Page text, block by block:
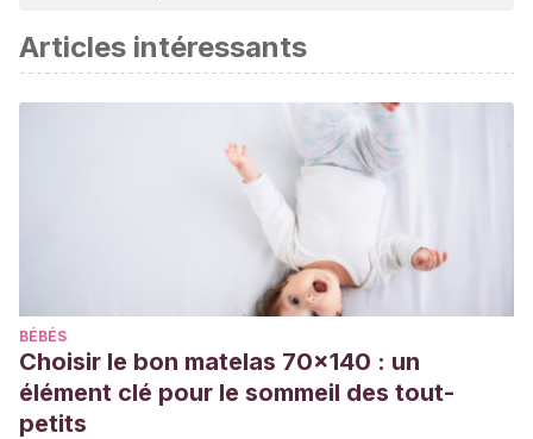
ou scientifique
Langan SM, Irvine AD, Weidinger S. Atopic dermatitis.
Lancet. 2020 Aug 1;396(10247):345-360. doi:
10.1016/S0140-6736(20)31286-1. Erratum in: Lancet. 2020
Sep 12;396(10253):758. PMID: 32738956.
Dattola A, Bennardo L, Silvestri M, Nisticò SP. What’s new in
the treatment of atopic dermatitis? Dermatol Ther. 2019
Mar;32(2):e12787. doi: 10.1111/dth.12787. Epub 2018 Dec 12.
PMID: 30548724.
Micali G, Paternò V, Cannarella R, Dinotta F, Lacarrubba F.
Evidence-based treatment of atopic dermatitis with topical
moisturizers. G Ital Dermatol Venereol. 2018 Jun;153(3):396-
Articles intéressants
BÉBÉS
Choisir le bon matelas 70x140 : un
élément clé pour le sommeil des tout-
petits